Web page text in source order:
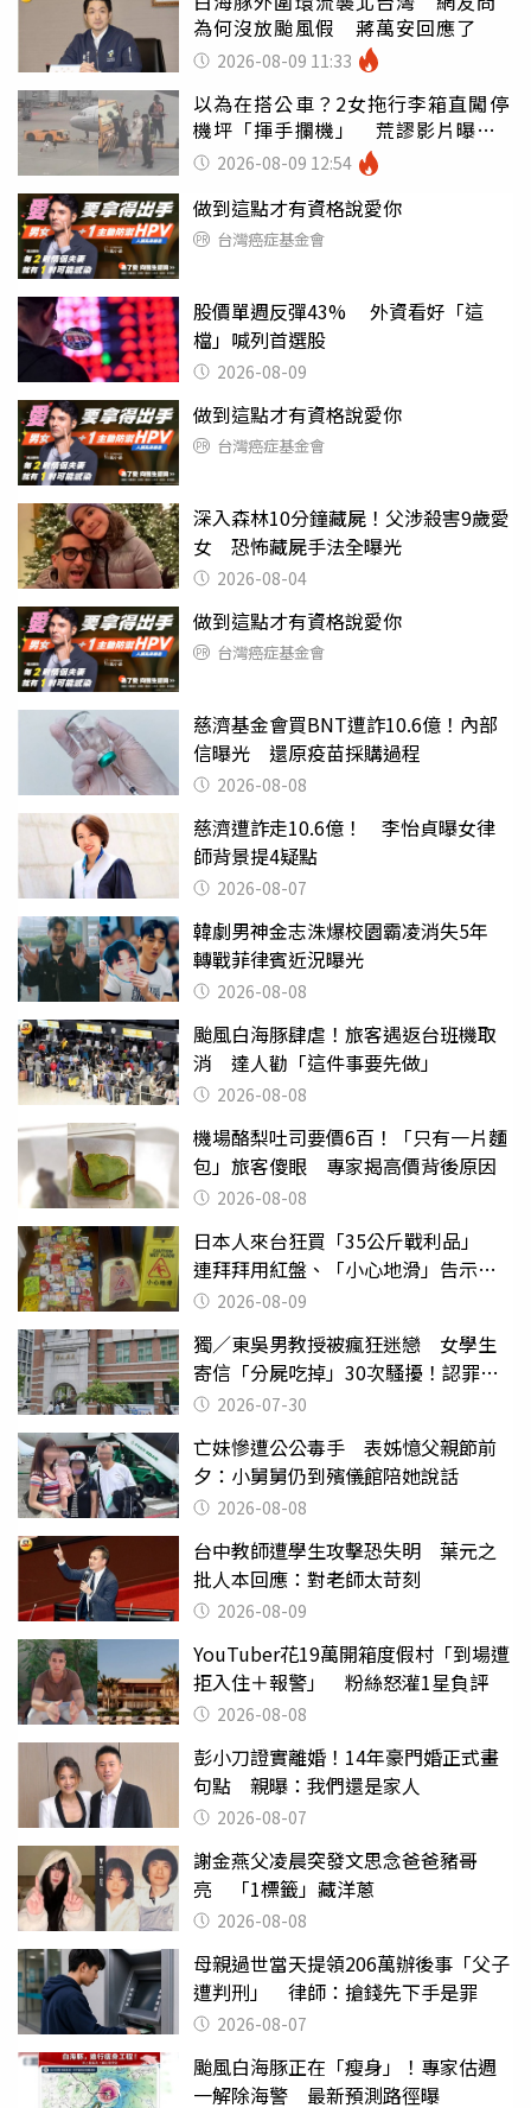
為何沒放颱風假 蔣萬安回應了
2026-08-09 11:33
以為在搭公車？2女拖行李箱直闖停
機坪「揮手攔機」 荒謬影片曝網
傻眼2026-08-09 12:54
做到這點才有資格說愛你
台灣癌症基金會
股價單週反彈43% 外資看好「這
檔」喊列首選股
2026-08-09
做到這點才有資格說愛你
台灣癌症基金會
深入森林10分鐘藏屍！父涉殺害9歲愛
女 恐怖藏屍手法全曝光
2026-08-04
做到這點才有資格說愛你
台灣癌症基金會
慈濟基金會買BNT遭詐10.6億！內部
信曝光 還原疫苗採購過程
2026-08-08
慈濟遭詐走10.6億！ 李怡貞曝女律
師背景提4疑點
2026-08-07
韓劇男神金志洙爆校園霸凌消失5年
轉戰菲律賓近況曝光
2026-08-08
颱風白海豚肆虐！旅客遇返台班機取
消 達人勸「這件事要先做」
2026-08-08
機場酪梨吐司要價6百！「只有一片麵
包」旅客傻眼 專家揭高價背後原因
2026-08-08
日本人來台狂買「35公斤戰利品」
連拜拜用紅盤、「小心地滑」告示牌
也帶回家
2026-08-09
獨／東吳男教授被瘋狂迷戀 女學生
寄信「分屍吃掉」30次騷擾！認罪免
關 2026-07-30
亡妹慘遭公公毒手 表姊憶父親節前
夕：小舅舅仍到殯儀館陪她說話
2026-08-08
台中教師遭學生攻擊恐失明 葉元之
批人本回應：對老師太苛刻
2026-08-09
YouTuber花19萬開箱度假村「到場遭
拒入住＋報警」 粉絲怒灌1星負評
2026-08-08
彭小刀證實離婚！14年豪門婚正式畫
句點 親曝：我們還是家人
2026-08-07
謝金燕父凌晨突發文思念爸爸豬哥
亮 「1標籤」藏洋蔥
2026-08-08
母親過世當天提領206萬辦後事「父子
遭判刑」 律師：搶錢先下手是罪
2026-08-07
颱風白海豚正在「瘦身」！專家估週
一解除海警 最新預測路徑曝